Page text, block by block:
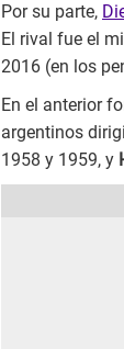
Por su parte,
El rival fue el
2016 (en los
En el anterior
argentinos
1958 y 1959, y